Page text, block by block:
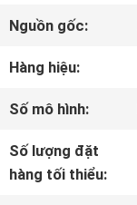
VỀ
CHÚNG
TÔI
THAM
Nguồn gốc:
Hàng hiệu:
Số mô hình:
Số lượng đặt
hàng tối thiểu: